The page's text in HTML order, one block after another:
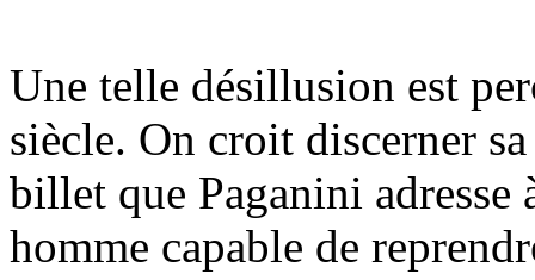
Une telle désillusion est
siècle. On croit discerner
billet que Paganini
homme capable de